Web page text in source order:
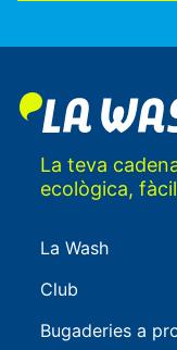
La teva
ecològica,
La Wash
Club
Bugaderies a